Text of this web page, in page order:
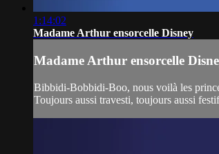
1:14:02
Madame Arthur ensorcelle Disney
Madame Arthur ensorcelle
Bibbidi-Bobbidi-Boo, nous voilà les
Toujours aussi travesti, toujours aussi